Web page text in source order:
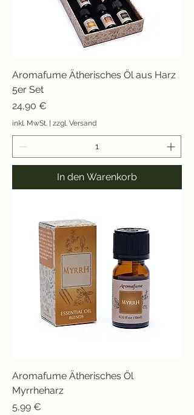
Aromafume Ätherisches Öl aus Harz
5er Set
Preis
24,90 €
inkl. MwSt. | zzgl. Versand
In den Warenkorb
Aromafume Ätherisches Öl
Myrrheharz
Preis
5,99 €